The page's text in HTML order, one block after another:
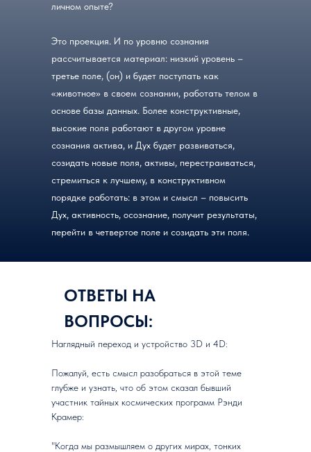
личном опыте?
Это проекция. И по уровню сознания
рассчитывается материал: низкий уровень –
третье поле, (он) и будет поступать как
«животное» в своем сознании, работать телом в
основе базы данных. Более конструктивные,
высокие поля работают в другом уровне
сознания актива, и Дух будет развиваться,
созидать новые поля, активы, перестраиваться,
стремиться к лучшему, в конструктивном
порядке работать: в этом и смысл – повысить
Дух, активность, осознание, получит результаты,
перейти в четвертое поле и созидать эти поля.
ОТВЕТЫ НА
ВОПРОСЫ:
Наглядный переход и устройство 3D и 4D:
Пожалуй, есть смысл разобраться в этой теме
глубже и узнать, что об этом сказал бывший
участник тайных космических программ Рэнди
Крамер:
"Когда мы размышляем о других мирах, тонких